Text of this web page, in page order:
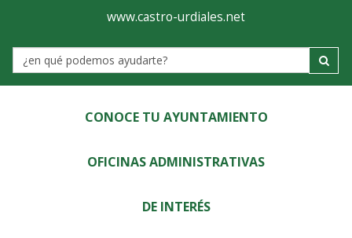
Ayuntamiento
de
Castro-
Urdiales
www.castro-urdiales.net
Label
CONOCE TU AYUNTAMIENTO
OFICINAS ADMINISTRATIVAS
DE INTERÉS